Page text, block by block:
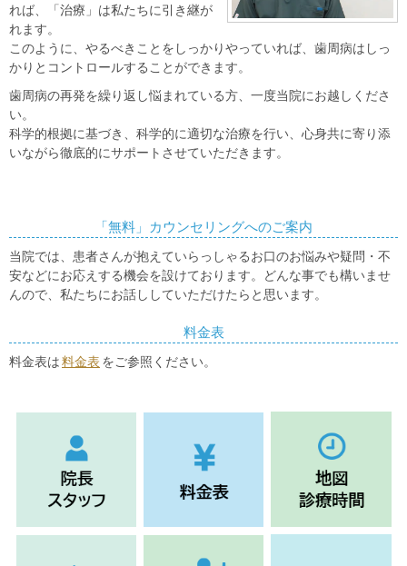
れば、「治療」は私たちに引き継が
れます。
このように、やるべきことをしっかりやっていれば、歯周病はしっ
かりとコントロールすることができます。
歯周病の再発を繰り返し悩まれている方、一度当院にお越しくださ
い。
科学的根拠に基づき、科学的に適切な治療を行い、心身共に寄り添
いながら徹底的にサポートさせていただきます。
「無料」カウンセリングへのご案内
当院では、患者さんが抱えていらっしゃるお口のお悩みや疑問・不
安などにお応えする機会を設けております。どんな事でも構いませ
んので、私たちにお話ししていただけたらと思います。
料金表
料金表は料金表 をご参照ください。